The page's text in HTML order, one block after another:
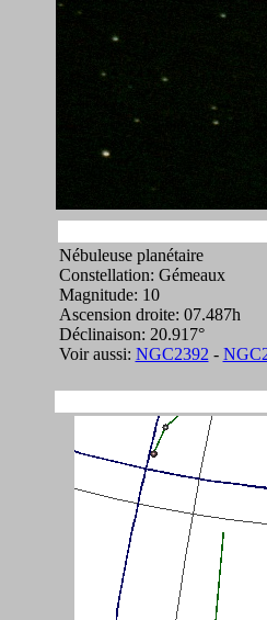
Nébuleuse planétaire
Constellation: Gémeaux
Magnitude: 10
Ascension droite: 07.487h
Déclinaison: 20.917°
Voir aussi: NGC2392 -